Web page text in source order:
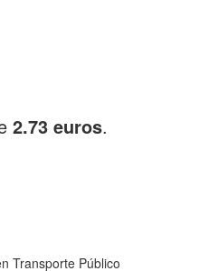
2.73 euros.
Transporte Público